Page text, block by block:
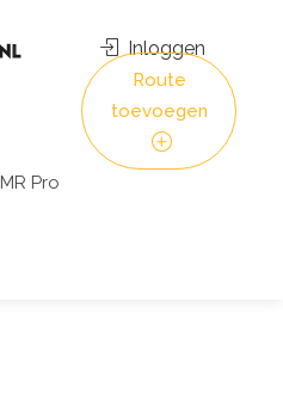
MR Pro
Inloggen
Route
toevoegen